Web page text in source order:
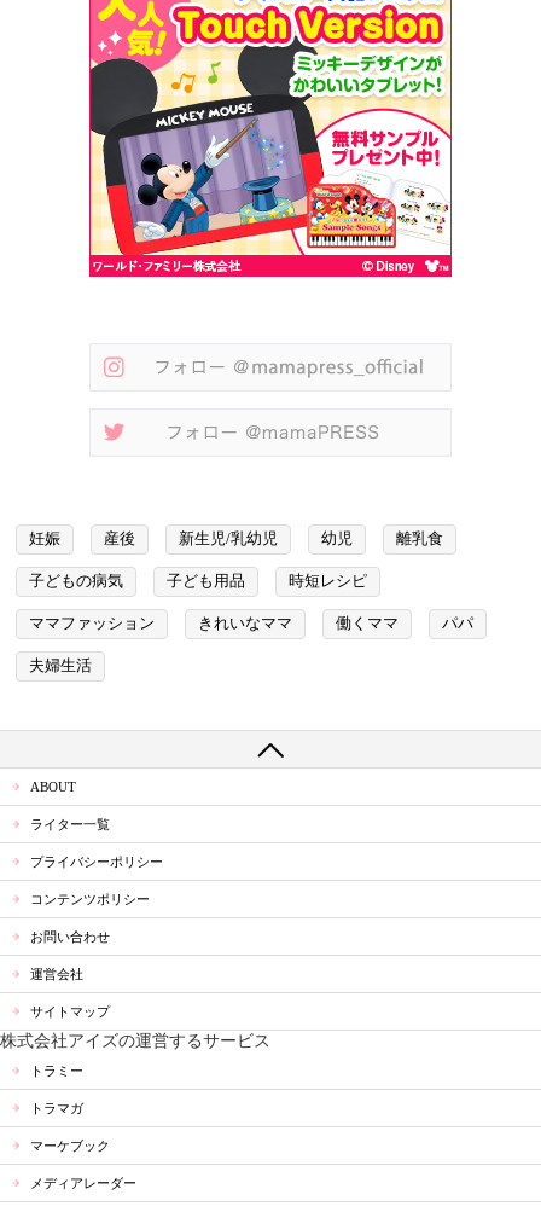
妊娠 産後 新生児/乳幼児 幼児 離乳食
子どもの病気 子ども用品 時短レシピ
ママファッション きれいなママ 働くママ パパ
夫婦生活
ABOUT
ライター一覧
プライバシーポリシー
コンテンツポリシー
お問い合わせ
運営会社
サイトマップ
株式会社アイズの運営するサービス
トラミー
トラマガ
マーケブック
メディアレーダー